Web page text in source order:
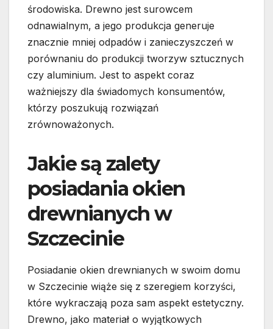
środowiska. Drewno jest surowcem
odnawialnym, a jego produkcja generuje
znacznie mniej odpadów i zanieczyszczeń w
porównaniu do produkcji tworzyw sztucznych
czy aluminium. Jest to aspekt coraz
ważniejszy dla świadomych konsumentów,
którzy poszukują rozwiązań
zrównoważonych.
Jakie są zalety
posiadania okien
drewnianych w
Szczecinie
Posiadanie okien drewnianych w swoim domu
w Szczecinie wiąże się z szeregiem korzyści,
które wykraczają poza sam aspekt estetyczny.
Drewno, jako materiał o wyjątkowych